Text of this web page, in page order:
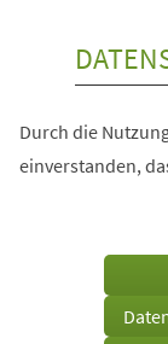
Durch die
einverstanden,